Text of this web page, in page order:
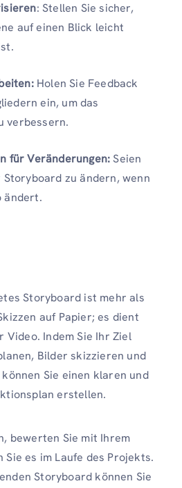
: Stellen Sie sicher,
auf einen Blick leicht
Holen Sie Feedback
ein, um das
verbessern.
für Veränderungen:Seien
zu ändern, wenn
ändert.
Storyboard ist mehr als
auf Papier; es dient
Video. Indem Sie Ihr Ziel
Bilder skizzieren und
Sie einen klaren und
erstellen.
bewerten Sie mit Ihrem
Sie es im Laufe des Projekts.
Storyboard können Sie